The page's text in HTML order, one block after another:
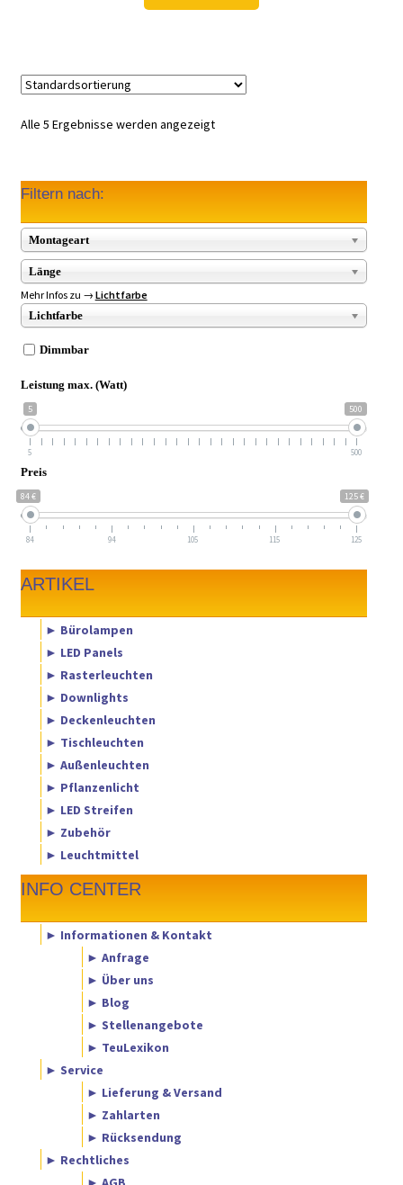
129,98 €97,99 €.
Alle 5 Ergebnisse werden angezeigt
Filtern nach:
Montageart
Länge
Mehr Infos zu → Lichtfarbe
Lichtfarbe
Dimmbar
Leistung max. (Watt)
5 500
5 500
Preis
84 € 125 €
84 94 105 115 125
ARTIKEL
► Bürolampen
► LED Panels
► Rasterleuchten
► Downlights
► Deckenleuchten
► Tischleuchten
► Außenleuchten
► Pflanzenlicht
► LED Streifen
► Zubehör
► Leuchtmittel
INFO CENTER
► Informationen & Kontakt
► Anfrage
► Über uns
► Blog
► Stellenangebote
► TeuLexikon
► Service
► Lieferung & Versand
► Zahlarten
► Rücksendung
► Rechtliches